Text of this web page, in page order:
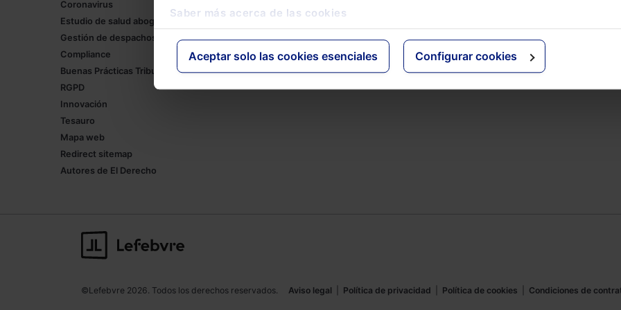
Saber más acerca de las cookies
Aceptar solo las cookies esenciales Configurar cookies
Coronavirus
Estudio de salud abogacía
Gestión de despachos
Compliance
Buenas Prácticas Tributarias
RGPD
Innovación
Tesauro
Mapa web
Redirect sitemap
Autores de El Derecho
Formación
Empleos
Blog de Actualidad
©Lefebvre 2026. Todos los derechos reservados. Aviso legal Política de privacidad Política de cookies Condiciones de